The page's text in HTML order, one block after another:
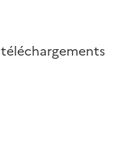
téléchargements